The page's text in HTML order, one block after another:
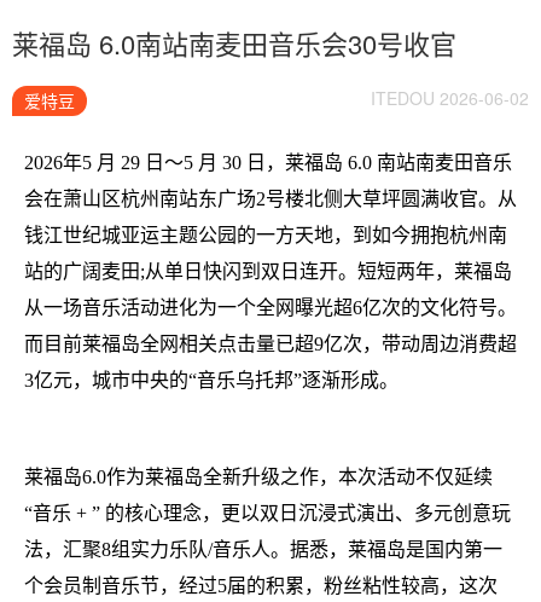
莱福岛 6.0南站南麦田音乐会30号收官
爱特豆 ITEDOU 2026-06-02
2026年5 月 29 日～5 月 30 日，莱福岛 6.0 南站南麦田音乐
会在萧山区杭州南站东广场2号楼北侧大草坪圆满收官。从
钱江世纪城亚运主题公园的一方天地，到如今拥抱杭州南
站的广阔麦田;从单日快闪到双日连开。短短两年，莱福岛
从一场音乐活动进化为一个全网曝光超6亿次的文化符号。
而目前莱福岛全网相关点击量已超9亿次，带动周边消费超
3亿元，城市中央的“音乐乌托邦”逐渐形成。
莱福岛6.0作为莱福岛全新升级之作，本次活动不仅延续
“音乐 + ” 的核心理念，更以双日沉浸式演出、多元创意玩
法，汇聚8组实力乐队/音乐人。据悉，莱福岛是国内第一
个会员制音乐节，经过5届的积累，粉丝粘性较高，这次